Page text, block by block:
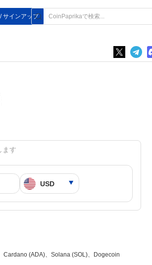
サインアップ
ます
Cardano (ADA)、Solana (SOL)、Dogecoin